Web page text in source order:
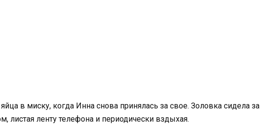
в миску, когда Инна снова принялась за свое. Золовка сидела за
листая ленту телефона и периодически вздыхая.